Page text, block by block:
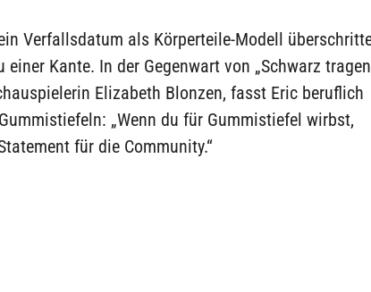
Verfallsdatum als Körperteile-Modell
Kante. In der Gegenwart von „Schwarz
Elizabeth Blonzen, fasst Eric beruflich
„Wenn du für Gummistiefel wirbst,
für die Community.“